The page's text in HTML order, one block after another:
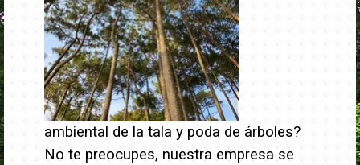
ambiental de la tala y poda de árboles?
No te preocupes, nuestra empresa se